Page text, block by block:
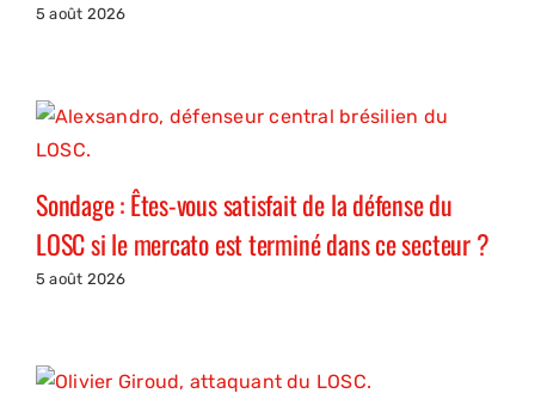
5 août 2026
Sondage : Êtes-vous satisfait de la défense du
LOSC si le mercato est terminé dans ce secteur ?
5 août 2026